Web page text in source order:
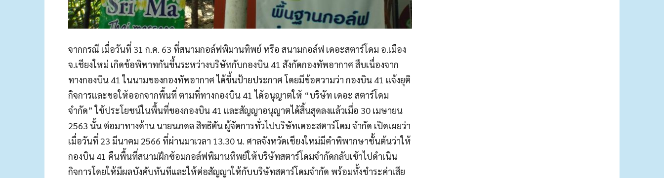
จากกรณี เมื่อวันที่ 31 ก.ค. 63 ที่สนามกอล์ฟพิมานทิพย์ หรือ สนามกอล์ฟ เดอะสตาร์โดม อ.เมือง
จ.เชียงใหม่ เกิดข้อพิพาทกันขึ้นระหว่างบริษัทกับกองบิน 41 สังกัดกองทัพอากาศ สืบเนื่องจาก
ทางกองบิน 41 ในนามของกองทัพอากาศ ได้ขึ้นป้ายประกาศ โดยมีข้อความว่า กองบิน 41 แจ้งยุติ
กิจการและขอให้ออกจากพื้นที่ ตามที่ทางกองบิน 41 ได้อนุญาตให้ “บริษัท เดอะ สตาร์โดม
จำกัด” ใช้ประโยชน์ในพื้นที่ของกองบิน 41 และสัญญาอนุญาตได้สิ้นสุดลงแล้วเมื่อ 30 เมษายน
2563 นั้น ต่อมาทางด้าน นายนภดล สิทธิตัน ผู้จัดการทั่วไปบริษัทเดอะสตาร์โดม จำกัด เปิดเผยว่า
เมื่อวันที่ 23 มีนาคม 2566 ที่ผ่านมาเวลา 13.30 น. ศาลจังหวัดเชียงใหม่มีคำพิพากษาชั้นต้นว่าให้
กองบิน 41 คืนพื้นที่สนามฝึกซ้อมกอล์ฟพิมานทิพย์ให้บริษัทสตาร์โดมจำกัดกลับเข้าไปดำเนิน
กิจการโดยให้มีผลบังคับทันทีและให้ต่อสัญญาให้กับบริษัทสตาร์โดมจำกัด พร้อมทั้งชำระค่าเสีย